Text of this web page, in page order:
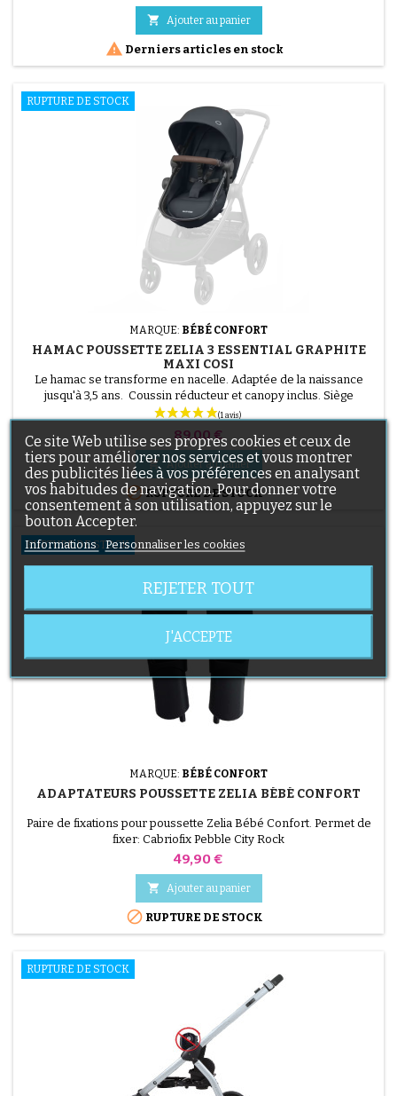
base
 Ajouter au panier
 Derniers articles en stock
RUPTURE DE STOCK
MARQUE: BÉBÉ CONFORT
HAMAC POUSSETTE ZELIA 3 ESSENTIAL GRAPHITE
MAXI COSI
Le hamac se transforme en nacelle. Adaptée de la naissance
jusqu'à 3,5 ans. Coussin réducteur et canopy inclus. Siège
entièrement inclinable en mode nacelle. Siège ajustable en
Prix
89,00 €
 Ajouter au panier
RUPTURE DE STOCK
RUPTURE DE STOCK
MARQUE: BÉBÉ CONFORT
ADAPTATEURS POUSSETTE ZELIA BÉBÉ CONFORT
Paire de fixations pour poussette Zelia Bébé Confort. Permet de
fixer: Cabriofix Pebble City Rock
Prix
49,90 €
 Ajouter au panier
 RUPTURE DE STOCK
RUPTURE DE STOCK
Ce site Web utilise ses propres cookies et ceux de
tiers pour améliorer nos services et vous montrer
des publicités liées à vos préférences en analysant
vos habitudes de navigation. Pour donner votre
consentement à son utilisation, appuyez sur le
bouton Accepter.
Informations Personnaliser les cookies
REJETER TOUT
J'ACCEPTE